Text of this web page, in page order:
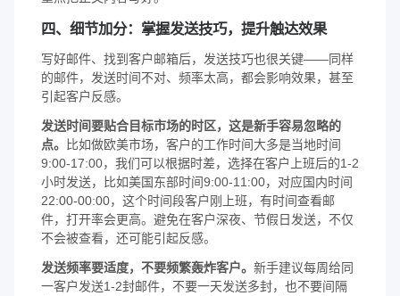
四、细节加分：掌握发送技巧，提升触达效果
写好邮件、找到客户邮箱后，发送技巧也很关键——同样
的邮件，发送时间不对、频率太高，都会影响效果，甚至
引起客户反感。
发送时间要贴合目标市场的时区，这是新手容易忽略的
点。
比如做欧美市场，客户的工作时间大多是当地时间
9:00-17:00，我们可以根据时差，选择在客户上班后的1-2
小时发送，比如美国东部时间9:00-11:00，对应国内时间
22:00-00:00，这个时间段客户刚上班，有时间查看邮
件，打开率会更高。避免在客户深夜、节假日发送，不仅
不会被查看，还可能引起反感。
发送频率要适度，不要频繁轰炸客户。 新手建议每周给同
一客户发送1-2封邮件，不要一天发送多封，也不要间隔